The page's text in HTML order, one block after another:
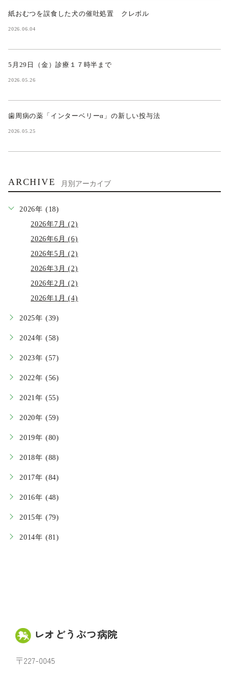
紙おむつを誤食した犬の催吐処置 クレボル
2026.06.04
5月29日（金）診療１７時半まで
2026.05.26
歯周病の薬「インターベリーα」の新しい投与法
2026.05.25
ARCHIVE 月別アーカイブ
2026年 (18)
2026年7月 (2)
2026年6月 (6)
2026年5月 (2)
2026年3月 (2)
2026年2月 (2)
2026年1月 (4)
2025年 (39)
2024年 (58)
2023年 (57)
2022年 (56)
2021年 (55)
2020年 (59)
2019年 (80)
2018年 (88)
2017年 (84)
2016年 (48)
2015年 (79)
2014年 (81)
レオどうぶつ病院
〒227-0045